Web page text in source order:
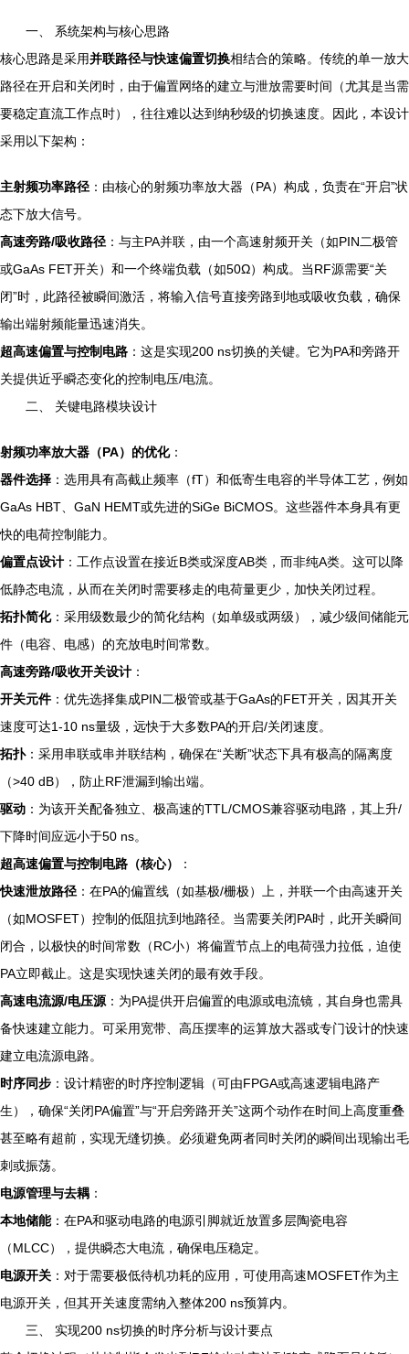
一、 系统架构与核心思路
核心思路是采用并联路径与快速偏置切换相结合的策略。传统的单一放大
路径在开启和关闭时，由于偏置网络的建立与泄放需要时间（尤其是当需
要稳定直流工作点时），往往难以达到纳秒级的切换速度。因此，本设计
采用以下架构：
主射频功率路径 ：由核心的射频功率放大器（PA）构成，负责在“开启”状
态下放大信号。
高速旁路/吸收路径 ：与主PA并联，由一个高速射频开关（如PIN二极管
或GaAs FET开关）和一个终端负载（如50Ω）构成。当RF源需要“关
闭”时，此路径被瞬间激活，将输入信号直接旁路到地或吸收负载，确保
输出端射频能量迅速消失。
超高速偏置与控制电路 ：这是实现200 ns切换的关键。它为PA和旁路开
关提供近乎瞬态变化的控制电压/电流。
二、 关键电路模块设计
射频功率放大器（PA）的优化：
器件选择 ：选用具有高截止频率（fT）和低寄生电容的半导体工艺，例如
GaAs HBT、GaN HEMT或先进的SiGe BiCMOS。这些器件本身具有更
快的电荷控制能力。
偏置点设计 ：工作点设置在接近B类或深度AB类，而非纯A类。这可以降
低静态电流，从而在关闭时需要移走的电荷量更少，加快关闭过程。
拓扑简化：采用级数最少的简化结构（如单级或两级），减少级间储能元
件（电容、电感）的充放电时间常数。
高速旁路/吸收开关设计 ：
开关元件：优先选择集成PIN二极管或基于GaAs的FET开关，因其开关
速度可达1-10 ns量级，远快于大多数PA的开启/关闭速度。
拓扑：采用串联或串并联结构，确保在“关断”状态下具有极高的隔离度
（>40 dB），防止RF泄漏到输出端。
驱动 ：为该开关配备独立、极高速的TTL/CMOS兼容驱动电路，其上升/
下降时间应远小于50 ns。
超高速偏置与控制电路（核心）
：
快速泄放路径 ：在PA的偏置线（如基极/栅极）上，并联一个由高速开关
（如MOSFET）控制的低阻抗到地路径。当需要关闭PA时，此开关瞬间
闭合，以极快的时间常数（RC小）将偏置节点上的电荷强力拉低，迫使
PA立即截止。这是实现快速关闭的最有效手段。
高速电流源/电压源 ：为PA提供开启偏置的电源或电流镜，其自身也需具
备快速建立能力。可采用宽带、高压摆率的运算放大器或专门设计的快速
建立电流源电路。
时序同步 ：设计精密的时序控制逻辑（可由FPGA或高速逻辑电路产
生），确保“关闭PA偏置”与“开启旁路开关”这两个动作在时间上高度重叠
甚至略有超前，实现无缝切换。必须避免两者同时关闭的瞬间出现输出毛
刺或振荡。
电源管理与去耦 ：
本地储能：在PA和驱动电路的电源引脚就近放置多层陶瓷电容
（MLCC），提供瞬态大电流，确保电压稳定。
电源开关 ：对于需要极低待机功耗的应用，可使用高速MOSFET作为主
电源开关，但其开关速度需纳入整体200 ns预算内。
三、 实现200 ns切换的时序分析与设计要点